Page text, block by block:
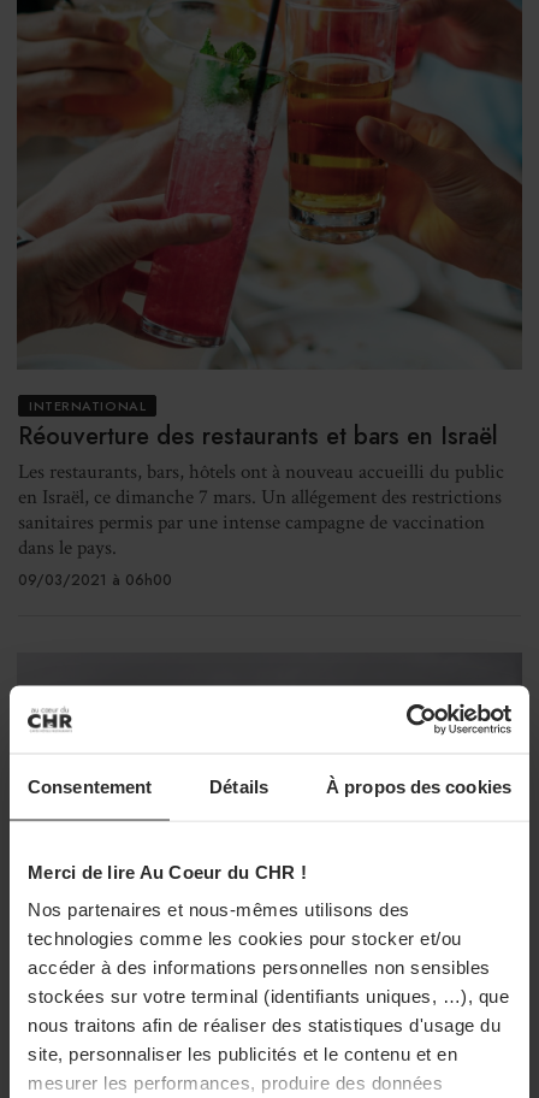
Consentement Détails À propos des cookies
Merci de lire Au Coeur du CHR !
Nos partenaires et nous-mêmes utilisons des
technologies comme les cookies pour stocker et/ou
accéder à des informations personnelles non sensibles
stockées sur votre terminal (identifiants uniques, …), que
nous traitons afin de réaliser des statistiques d'usage du
site, personnaliser les publicités et le contenu et en
mesurer les performances, produire des données
INTERNATIONAL
Réouverture des restaurants et bars en Israël
Les restaurants, bars, hôtels ont à nouveau accueilli du public
en Israël, ce dimanche 7 mars. Un allégement des restrictions
sanitaires permis par une intense campagne de vaccination
dans le pays.
09/03/2021 à 06h00